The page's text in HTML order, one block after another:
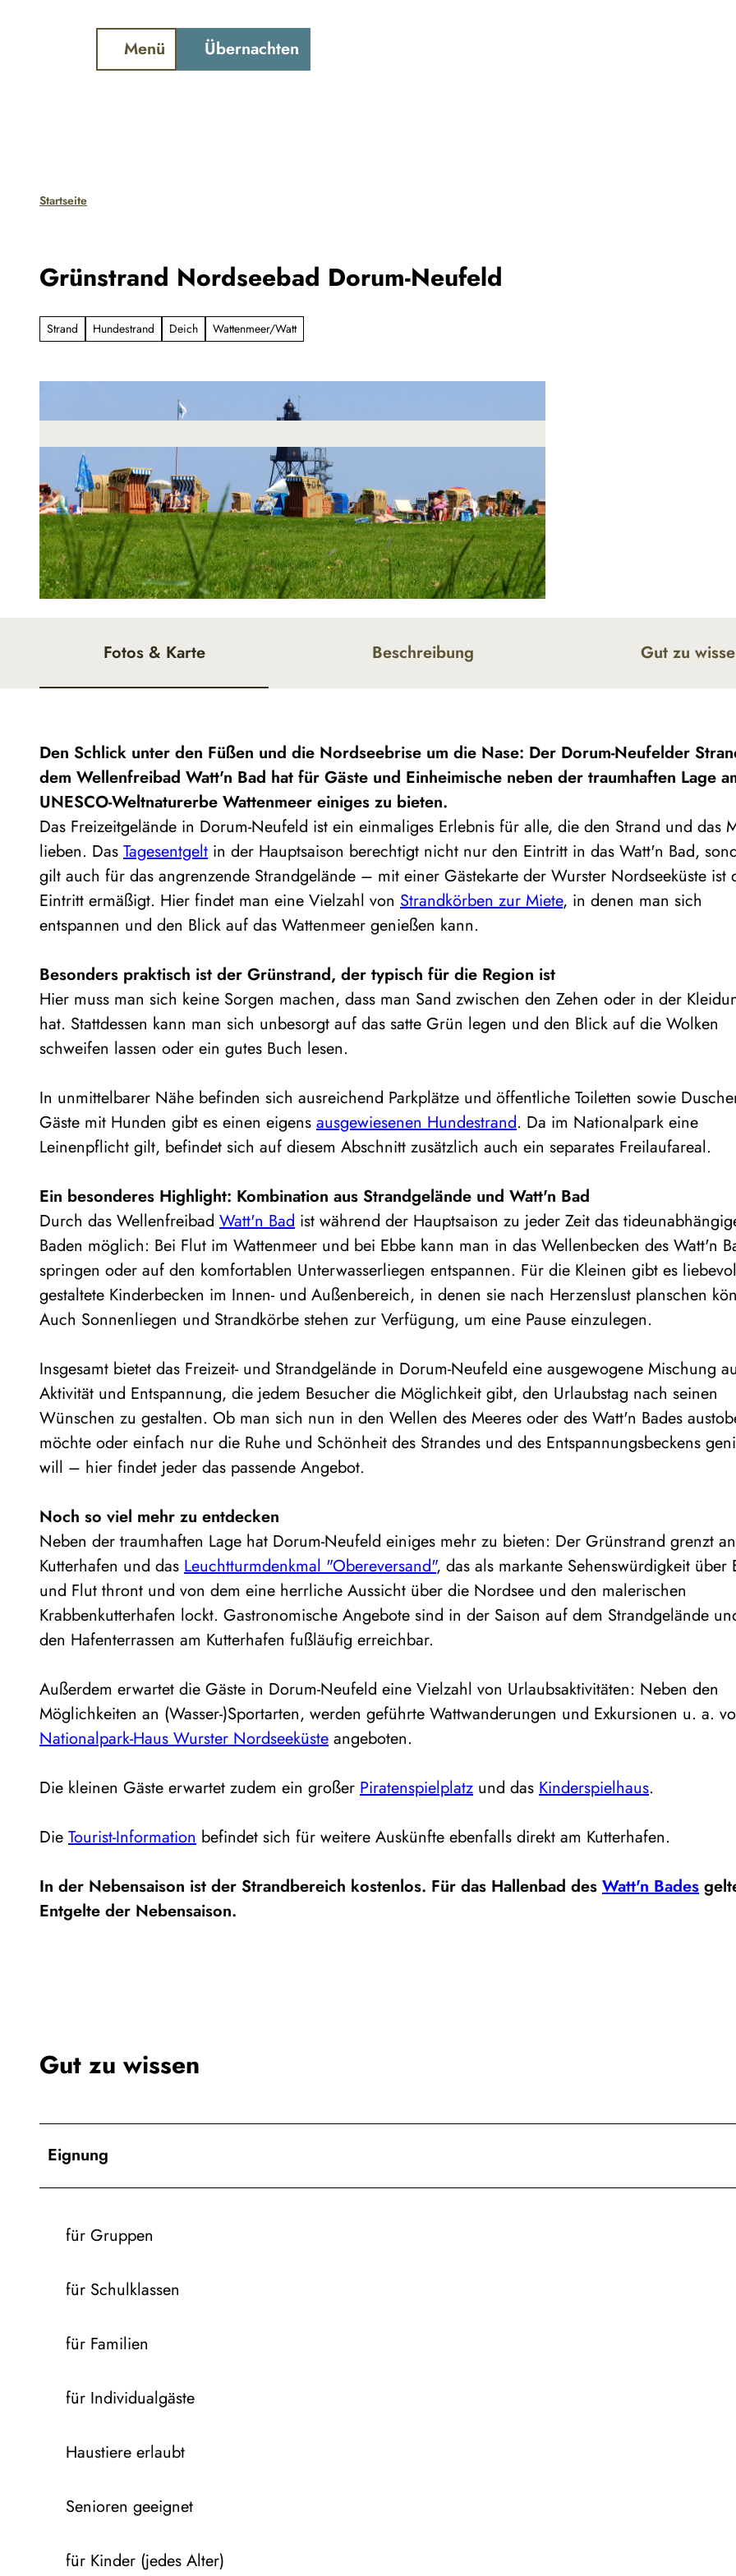
Menü Übernachten
Startseite
Grünstrand Nordseebad Dorum-Neufeld
Strand Hundestrand Deich Wattenmeer/Watt
Fotos & Karte Beschreibung Gut zu
Den Schlick unter den Füßen und die Nordseebrise um die Nase: Der Dorum-Neufelder
dem Wellenfreibad Watt'n Bad hat für Gäste und Einheimische neben der traumhaften Lage
UNESCO-Weltnaturerbe Wattenmeer einiges zu bieten.
Das Freizeitgelände in Dorum-Neufeld ist ein einmaliges Erlebnis für alle, die den Strand und das
lieben. Das Tagesentgelt in der Hauptsaison berechtigt nicht nur den Eintritt in das Watt'n Bad,
gilt auch für das angrenzende Strandgelände – mit einer Gästekarte der Wurster Nordseeküste ist
Eintritt ermäßigt. Hier findet man eine Vielzahl von Strandkörben zur Miete, in denen man sich
entspannen und den Blick auf das Wattenmeer genießen kann.
Besonders praktisch ist der Grünstrand, der typisch für die Region ist
Hier muss man sich keine Sorgen machen, dass man Sand zwischen den Zehen oder in der
hat. Stattdessen kann man sich unbesorgt auf das satte Grün legen und den Blick auf die Wolken
schweifen lassen oder ein gutes Buch lesen.
In unmittelbarer Nähe befinden sich ausreichend Parkplätze und öffentliche Toiletten sowie
Gäste mit Hunden gibt es einen eigens ausgewiesenen Hundestrand. Da im Nationalpark eine
Leinenpflicht gilt, befindet sich auf diesem Abschnitt zusätzlich auch ein separates Freilaufareal.
Ein besonderes Highlight: Kombination aus Strandgelände und Watt'n Bad
Durch das Wellenfreibad Watt'n Bad ist während der Hauptsaison zu jeder Zeit das
Baden möglich: Bei Flut im Wattenmeer und bei Ebbe kann man in das Wellenbecken des Watt'n
springen oder auf den komfortablen Unterwasserliegen entspannen. Für die Kleinen gibt es
gestaltete Kinderbecken im Innen- und Außenbereich, in denen sie nach Herzenslust planschen
Auch Sonnenliegen und Strandkörbe stehen zur Verfügung, um eine Pause einzulegen.
Insgesamt bietet das Freizeit- und Strandgelände in Dorum-Neufeld eine ausgewogene Mischung
Aktivität und Entspannung, die jedem Besucher die Möglichkeit gibt, den Urlaubstag nach seinen
Wünschen zu gestalten. Ob man sich nun in den Wellen des Meeres oder des Watt'n Bades
möchte oder einfach nur die Ruhe und Schönheit des Strandes und des Entspannungsbeckens
will – hier findet jeder das passende Angebot.
Noch so viel mehr zu entdecken
Neben der traumhaften Lage hat Dorum-Neufeld einiges mehr zu bieten: Der Grünstrand grenzt
Kutterhafen und das Leuchtturmdenkmal "Obereversand", das als markante Sehenswürdigkeit über
und Flut thront und von dem eine herrliche Aussicht über die Nordsee und den malerischen
Krabbenkutterhafen lockt. Gastronomische Angebote sind in der Saison auf dem Strandgelände
den Hafenterrassen am Kutterhafen fußläufig erreichbar.
Außerdem erwartet die Gäste in Dorum-Neufeld eine Vielzahl von Urlaubsaktivitäten: Neben den
Möglichkeiten an (Wasser-)Sportarten, werden geführte Wattwanderungen und Exkursionen u. a.
Nationalpark-Haus Wurster Nordseeküste angeboten.
Die kleinen Gäste erwartet zudem ein großer Piratenspielplatz und das Kinderspielhaus.
Die Tourist-Information befindet sich für weitere Auskünfte ebenfalls direkt am Kutterhafen.
In der Nebensaison ist der Strandbereich kostenlos. Für das Hallenbad des Watt'n Bades
Entgelte der Nebensaison.
Gut zu wissen
Eignung
für Gruppen
für Schulklassen
für Familien
für Individualgäste
Haustiere erlaubt
Senioren geeignet
für Kinder (jedes Alter)